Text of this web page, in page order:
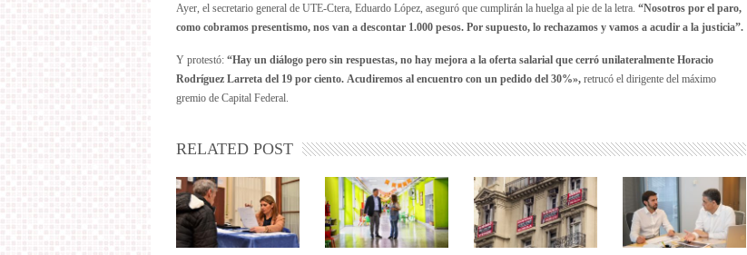
Ayer, el secretario general de UTE-Ctera, Eduardo López, aseguró que cumplirán la huelga al pie de la letra. “Nosotros por el paro,
como cobramos presentismo, nos van a descontar 1.000 pesos. Por supuesto, lo rechazamos y vamos a acudir a la justicia”.
Y protestó: “Hay un diálogo pero sin respuestas, no hay mejora a la oferta salarial que cerró unilateralmente Horacio
Rodríguez Larreta del 19 por ciento. Acudiremos al encuentro con un pedido del 30%», retrucó el dirigente del máximo
gremio de Capital Federal.
RELATED POST